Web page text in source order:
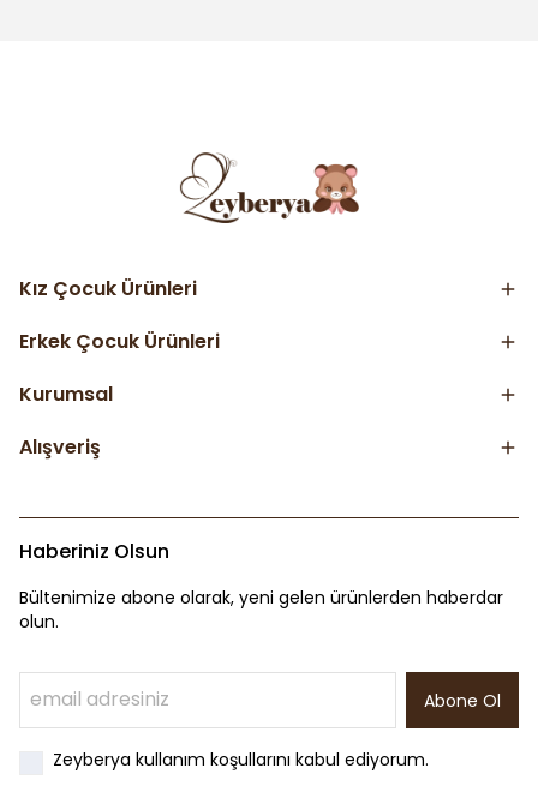
Kız Çocuk Ürünleri
Erkek Çocuk Ürünleri
Kurumsal
Alışveriş
Haberiniz Olsun
Bültenimize abone olarak, yeni gelen ürünlerden haberdar
olun.
Abone Ol
Zeyberya kullanım koşullarını kabul ediyorum.